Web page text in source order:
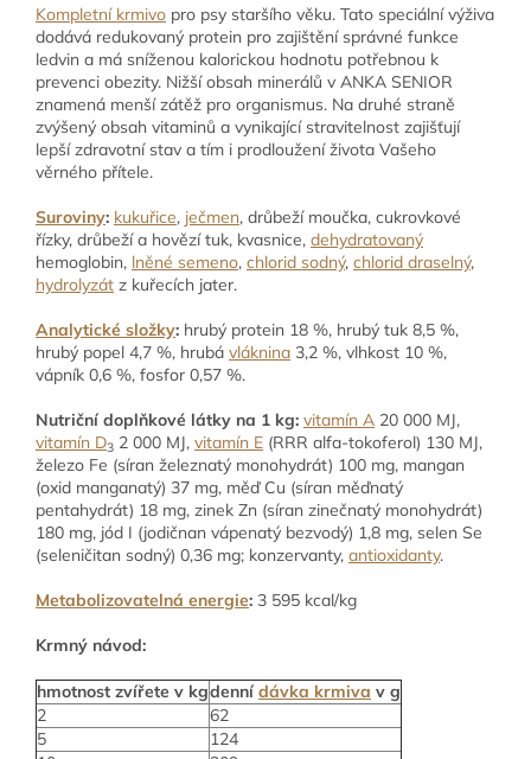
Kompletní krmivo pro psy staršího věku. Tato speciální výživa
dodává redukovaný protein pro zajištění správné funkce
ledvin a má sníženou kalorickou hodnotu potřebnou k
prevenci obezity. Nižší obsah minerálů v ANKA SENIOR
znamená menší zátěž pro organismus. Na druhé straně
zvýšený obsah vitaminů a vynikající stravitelnost zajišťují
lepší zdravotní stav a tím i prodloužení života Vašeho
věrného přítele.
Suroviny: kukuřice, ječmen, drůbeží moučka, cukrovkové
řízky, drůbeží a hovězí tuk, kvasnice, dehydratovaný
hemoglobin, lněné semeno, chlorid sodný, chlorid draselný,
hydrolyzát z kuřecích jater.
Analytické složky: hrubý protein 18 %, hrubý tuk 8,5 %,
hrubý popel 4,7 %, hrubá vláknina 3,2 %, vlhkost 10 %,
vápník 0,6 %, fosfor 0,57 %.
Nutriční doplňkové látky na 1 kg: vitamín A 20 000 MJ,
vitamín D3 2 000 MJ, vitamín E (RRR alfa-tokoferol) 130 MJ,
železo Fe (síran železnatý monohydrát) 100 mg, mangan
(oxid manganatý) 37 mg, měď Cu (síran měďnatý
pentahydrát) 18 mg, zinek Zn (síran zinečnatý monohydrát)
180 mg, jód I (jodičnan vápenatý bezvodý) 1,8 mg, selen Se
(seleničitan sodný) 0,36 mg; konzervanty, antioxidanty.
Metabolizovatelná energie: 3 595 kcal/kg
Krmný návod:
hmotnost zvířete v kgdenní dávka krmiva v g
2
62
5
124